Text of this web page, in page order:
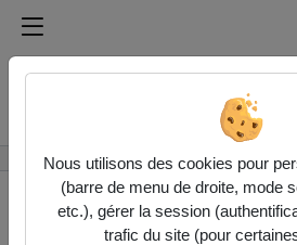
Médiathèque de
Rechercher un média sur
Accueil Vidéos
Nous utilisons des cookies pour
(barre de menu de droite, mode
etc.), gérer la session
trafic du site (pour